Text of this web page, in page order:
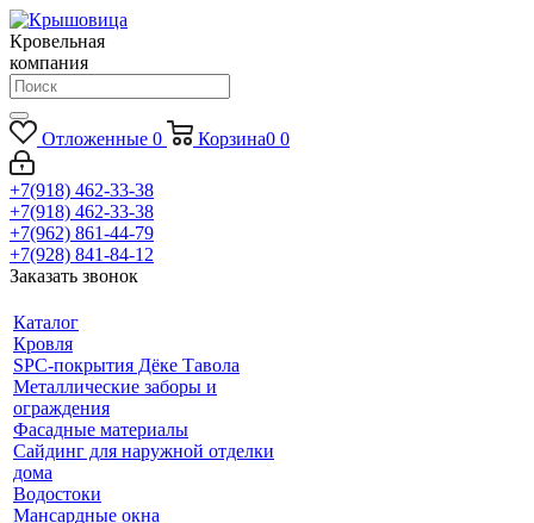
Кровельная
компания
Отложенные 0 Корзина0 0
+7(918) 462-33-38
+7(918) 462-33-38
+7(962) 861-44-79
+7(928) 841-84-12
Заказать звонок
Каталог
Кровля
SPC-покрытия Дёке Тавола
Металлические заборы и
ограждения
Фасадные материалы
Сайдинг для наружной отделки
дома
Водостоки
Мансардные окна